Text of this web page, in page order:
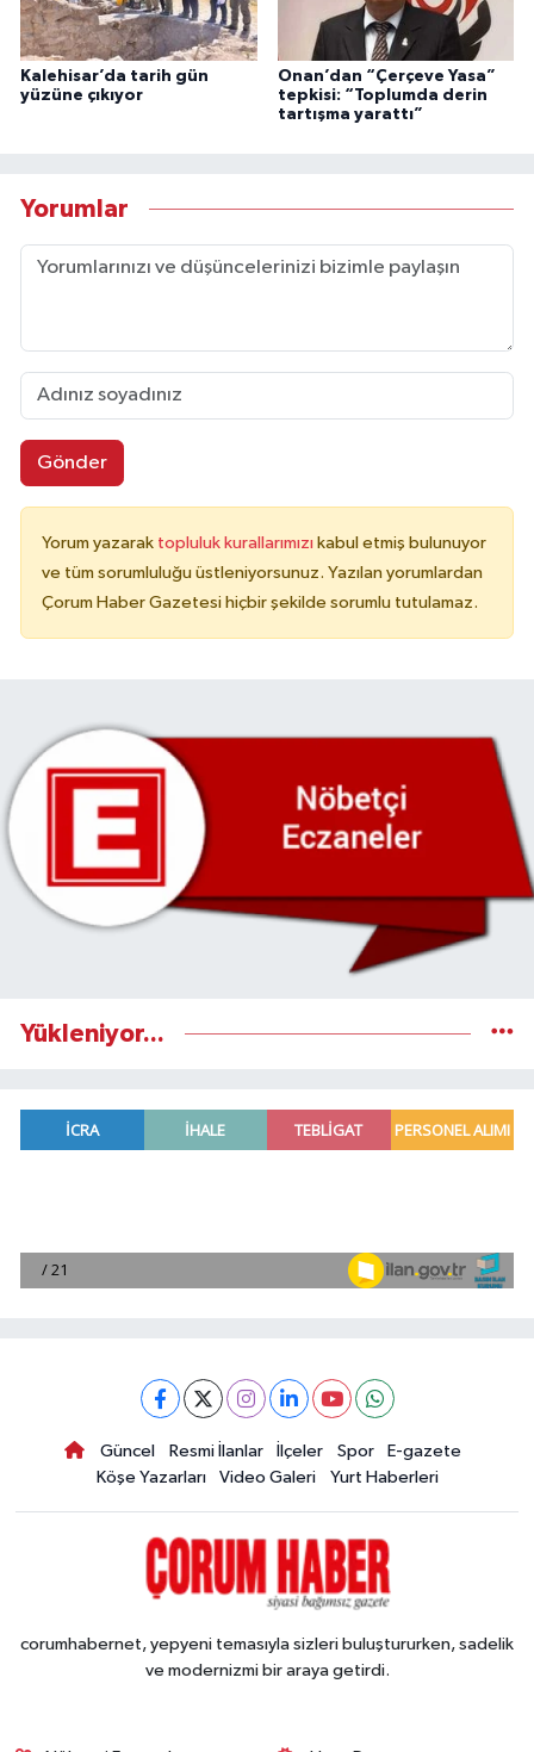
Kalehisar’da tarih gün
yüzüne çıkıyor
Onan’dan “Çerçeve Yasa”
tepkisi: “Toplumda derin
tartışma yarattı”
Yorumlar
Gönder
Yorum yazarak topluluk kurallarımızı kabul etmiş bulunuyor
ve tüm sorumluluğu üstleniyorsunuz. Yazılan yorumlardan
Çorum Haber Gazetesi hiçbir şekilde sorumlu tutulamaz.
Yükleniyor...
Güncel Resmi İlanlar İlçeler Spor
E-gazete
Köşe Yazarları
Video Galeri Yurt Haberleri
corumhabernet, yepyeni temasıyla sizleri buluştururken, sadelik
ve modernizmi bir araya getirdi.